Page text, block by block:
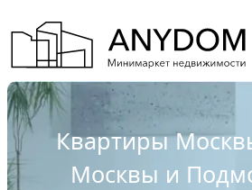
Квартиры
Москвы и